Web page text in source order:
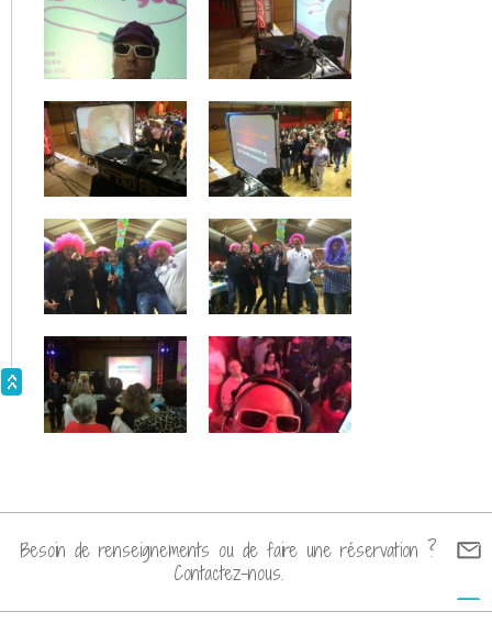
Mariage @Domaine du Bois d'Andigné 09/2022
Mariage @Les Logis de Beaulieu 09/2022
Mariage @Domaine des Melletières 09/2022
Mariage @Chateau de Deffay 08/2022
Mariage Franco/Espagnol @Le Fief des Cordeliers
07/2022
Mariage @Chateau de l'Eperronière 07/2022
Mariage le 2/7/22 @Les Logis de Beaulieu
Mariage le 25/6/2023 @Chateau des Briottières
Mariage @Orangerie du Chateau de Serrant le 18/6/2022
Mariage @Orangerie du Chateau de Maulny le 11/6/2022
21/5/2022
Mariage @Domaine des Rues Salles de Reception le
14/5/2022
Besoin de renseignements ou de faire une réservation ?
Contactez-nous.